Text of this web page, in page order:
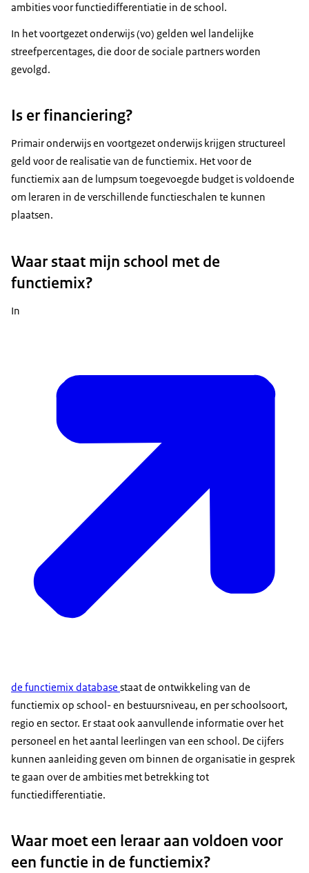
ambities voor functiedifferentiatie in de school.
In het voortgezet onderwijs (vo) gelden wel landelijke
streefpercentages, die door de sociale partners worden
gevolgd.
Is er financiering?
Primair onderwijs en voortgezet onderwijs krijgen structureel
geld voor de realisatie van de functiemix. Het voor de
functiemix aan de lumpsum toegevoegde budget is voldoende
om leraren in de verschillende functieschalen te kunnen
plaatsen.
Waar staat mijn school met de
functiemix?
In
de functiemix database staat de ontwikkeling van de
functiemix op school- en bestuursniveau, en per schoolsoort,
regio en sector. Er staat ook aanvullende informatie over het
personeel en het aantal leerlingen van een school. De cijfers
kunnen aanleiding geven om binnen de organisatie in gesprek
te gaan over de ambities met betrekking tot
functiedifferentiatie.
Waar moet een leraar aan voldoen voor
een functie in de functiemix?